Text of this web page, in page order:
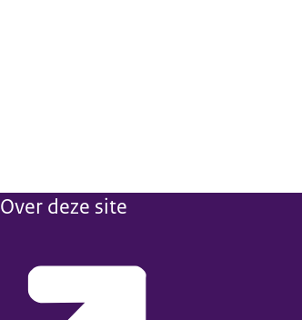
Over deze site